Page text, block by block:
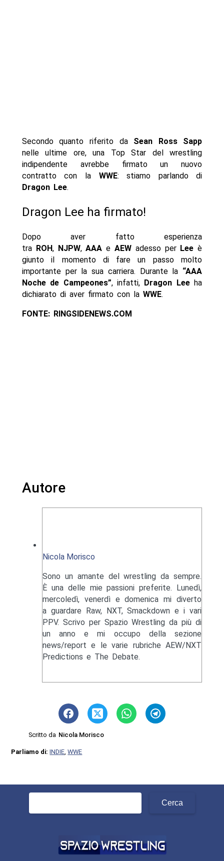
Secondo quanto riferito da Sean Ross Sapp
nelle ultime ore, una Top Star del wrestling
indipendente avrebbe firmato un nuovo
contratto con la WWE: stiamo parlando di
Dragon Lee.
Dragon Lee ha firmato!
Dopo aver fatto esperienza
tra ROH, NJPW,AAA e AEW adesso per Leeè
giunto il momento di fare un passo molto
importante per la sua carriera. Durante la “AAA
Noche de Campeones”, infatti, Dragon Lee ha
dichiarato di aver firmato con la WWE.
FONTE: RINGSIDENEWS.COM
Autore
Nicola Morisco
Sono un amante del wrestling da sempre.
È una delle mie passioni preferite. Lunedì,
mercoledì, venerdì e domenica mi diverto
a guardare Raw, NXT, Smackdown e i vari
PPV. Scrivo per Spazio Wrestling da più di
un anno e mi occupo della sezione
news/report e le varie rubriche AEW/NXT
Predictions e The Debate.
Scritto da Nicola Morisco
Parliamo di:INDIE ,WWE